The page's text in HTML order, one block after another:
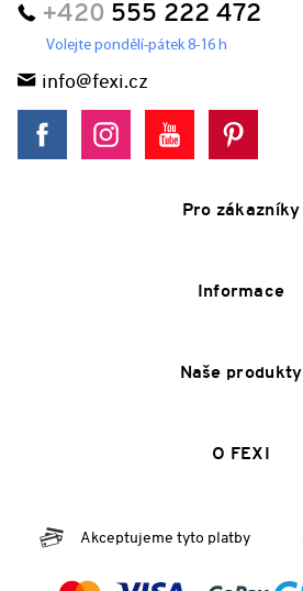
+420 555 222 472
Volejte pondělí-pátek 8-16 h
info@fexi.cz
Pro zákazníky
Informace
Naše produkty
O FEXI
Akceptujeme tyto platby